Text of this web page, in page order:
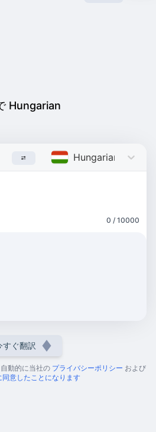
Hungarian
Hungarian
0 / 10000
すぐ翻訳
動的に当社の プライバシーポリシー および
同意したことになります